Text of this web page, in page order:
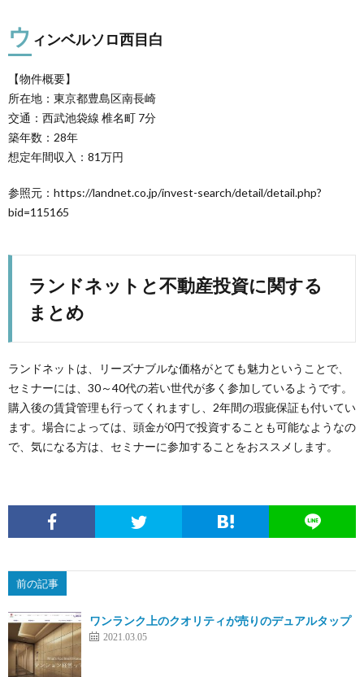
ウ ィンベルソロ西目白
【物件概要】
所在地：東京都豊島区南長崎
交通：西武池袋線 椎名町 7分
築年数：28年
想定年間収入：81万円
参照元：https://landnet.co.jp/invest-search/detail/detail.php?
bid=115165
ランドネットと不動産投資に関する
まとめ
ランドネットは、リーズナブルな価格がとても魅力ということで、
セミナーには、30～40代の若い世代が多く参加しているようです。
購入後の賃貸管理も行ってくれますし、2年間の瑕疵保証も付いてい
ます。場合によっては、頭金が0円で投資することも可能なようなの
で、気になる方は、セミナーに参加することをおススメします。
前の記事
ワンランク上のクオリティが売りのデュアルタップ
2021.03.05